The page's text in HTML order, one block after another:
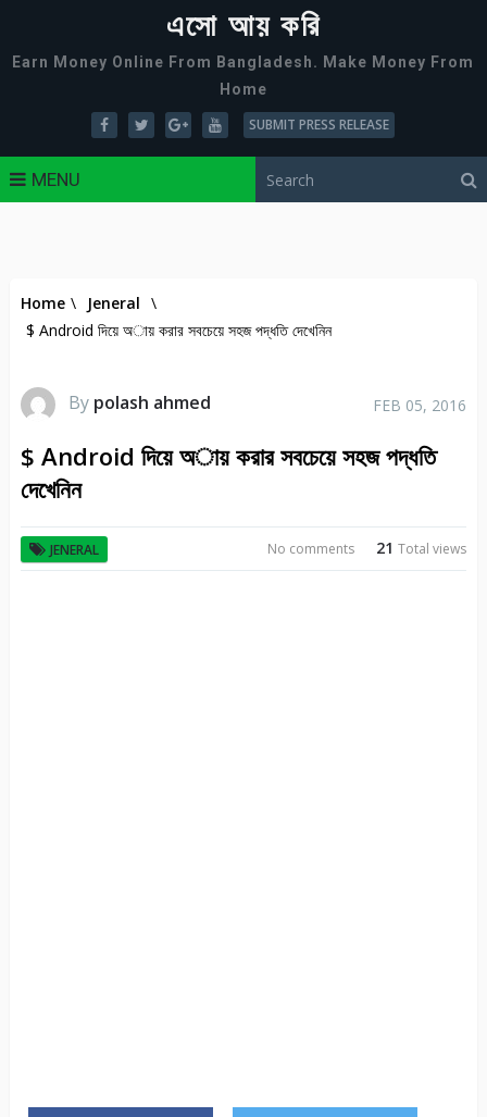
এসো আয় করি
Earn Money Online From Bangladesh. Make Money From
Home
SUBMIT PRESS RELEASE
MENU
Home \ Jeneral \
$ Android দিয়ে অায় করার সবচেয়ে সহজ পদ্ধতি দেখেনিন
By polash ahmed FEB 05, 2016
$ Android দিয়ে অায় করার সবচেয়ে সহজ পদ্ধতি
দেখেনিন
JENERAL 21Total views
No comments